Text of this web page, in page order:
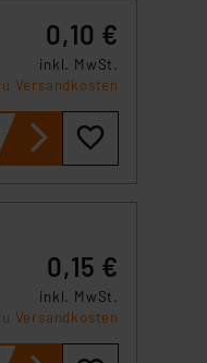
0,10 €
inkl. MwSt.
Versandkosten
0,15 €
inkl. MwSt.
Versandkosten